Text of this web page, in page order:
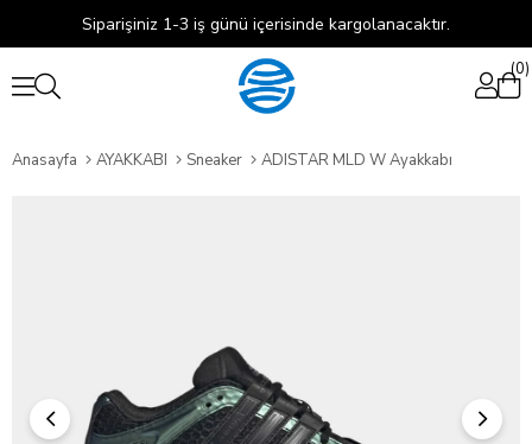
Siparişiniz 1-3 iş günü içerisinde kargolanacaktır.
0
Anasayfa AYAKKABI Sneaker ADISTAR MLD W Ayakkabı